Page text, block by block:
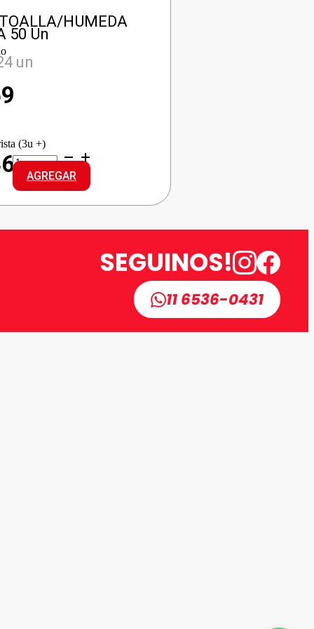
HUMEDA
50 Un
un
(3u +)
SNIFFY
TOALLA/HUMEDA
CLASICA
cantidad
AGREGAR
SEGUINOS!
11 6536-0431